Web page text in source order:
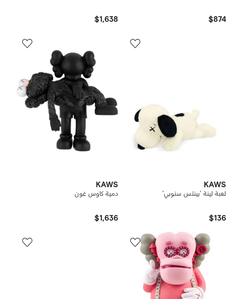
$874
$1,638
KAWS
لعبة لينة 'بينتس سنوبي'
$136
KAWS
دمية كاوس غون
$1,636